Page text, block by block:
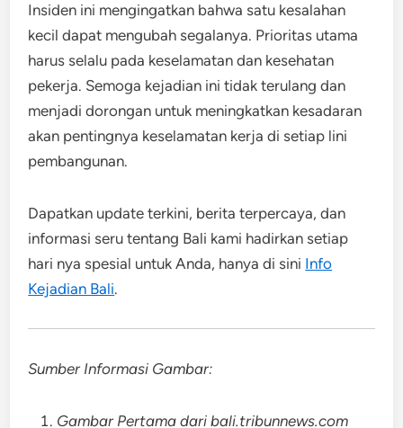
Insiden ini mengingatkan bahwa satu kesalahan
kecil dapat mengubah segalanya. Prioritas utama
harus selalu pada keselamatan dan kesehatan
pekerja. Semoga kejadian ini tidak terulang dan
menjadi dorongan untuk meningkatkan kesadaran
akan pentingnya keselamatan kerja di setiap lini
pembangunan.
Dapatkan update terkini, berita terpercaya, dan
informasi seru tentang Bali kami hadirkan setiap
hari nya spesial untuk Anda, hanya di sini Info
Kejadian Bali.
Sumber Informasi Gambar:
Gambar Pertama dari bali.tribunnews.com